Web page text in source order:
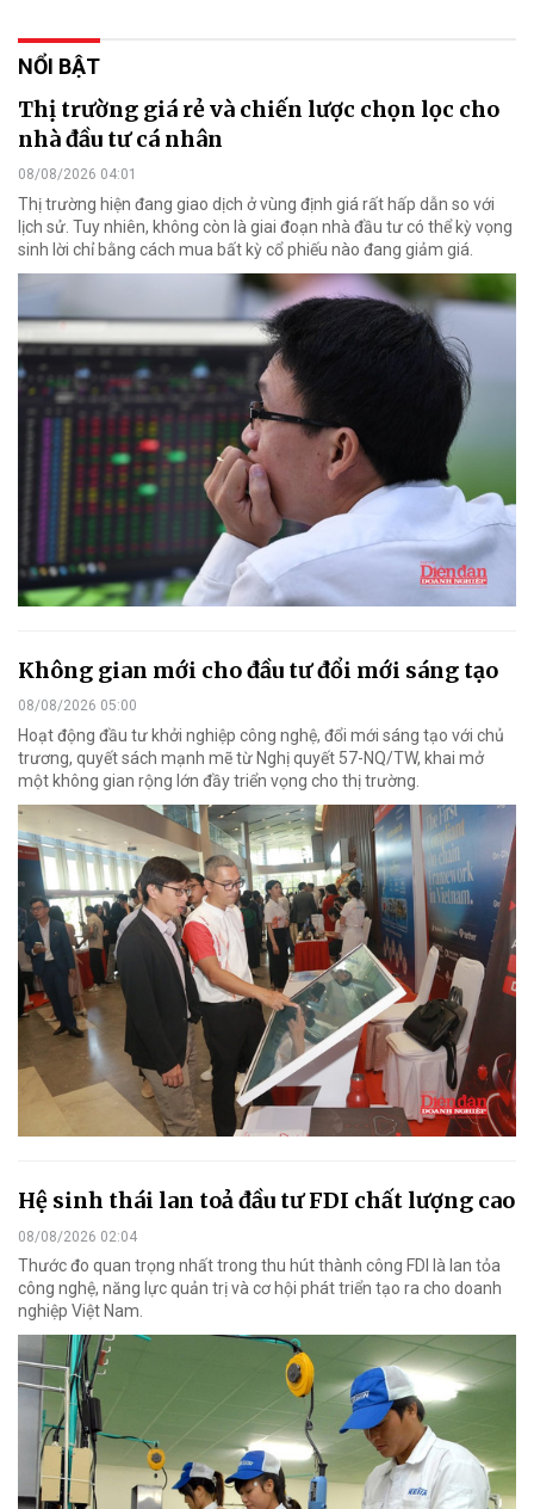
NỔI BẬT
Thị trường giá rẻ và chiến lược chọn lọc cho
nhà đầu tư cá nhân
08/08/2026 04:01
Thị trường hiện đang giao dịch ở vùng định giá rất hấp dẫn so với
lịch sử. Tuy nhiên, không còn là giai đoạn nhà đầu tư có thể kỳ vọng
sinh lời chỉ bằng cách mua bất kỳ cổ phiếu nào đang giảm giá.
Không gian mới cho đầu tư đổi mới sáng tạo
08/08/2026 05:00
Hoạt động đầu tư khởi nghiệp công nghệ, đổi mới sáng tạo với chủ
trương, quyết sách mạnh mẽ từ Nghị quyết 57-NQ/TW, khai mở
một không gian rộng lớn đầy triển vọng cho thị trường.
Hệ sinh thái lan toả đầu tư FDI chất lượng cao
08/08/2026 02:04
Thước đo quan trọng nhất trong thu hút thành công FDI là lan tỏa
công nghệ, năng lực quản trị và cơ hội phát triển tạo ra cho doanh
nghiệp Việt Nam.